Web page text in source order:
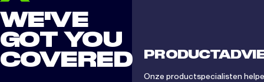
WE'VE
GOT YOU
COVERED
Onze productspecialisten